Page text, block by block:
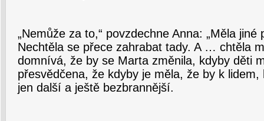
„Nemůže za to,“ povzdechne Anna: „Měla jiné
Nechtěla se přece zahrabat tady. A … chtěla
domnívá, že by se Marta změnila, kdyby děti
přesvědčena, že kdyby je měla, že by k
jen další a ještě bezbrannější.